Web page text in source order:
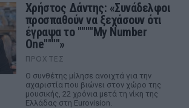
Χρήστος Δάντης: «Συνάδελφοι
προσπαθούν να ξεχάσουν ότι
έγραψα το """"My Number
One""""»
ΠΡΟΧΤΈΣ
Ο συνθέτης μίλησε ανοιχτά για την
αχαριστία που βιώνει στον χώρο της
μουσικής, 22 χρόνια μετά τη νίκη της
Ελλάδας στη Eurovision.